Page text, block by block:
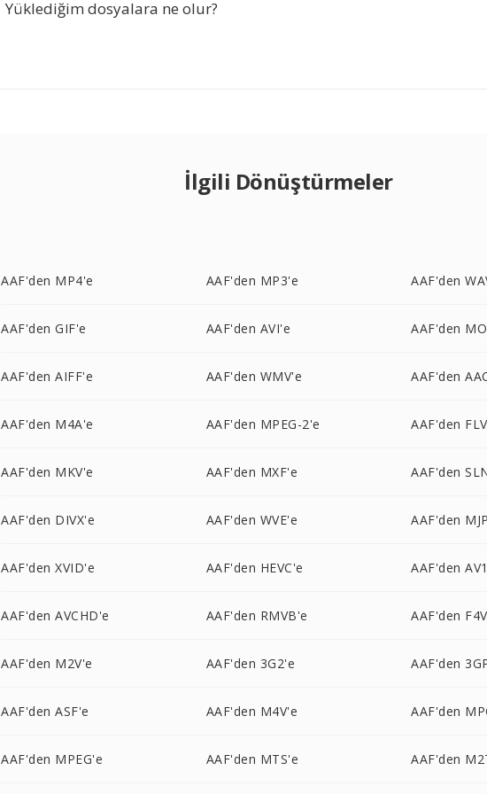
Yüklediğim dosyalara ne olur?
İlgili Dönüştürmeler
AAF'den MP4'e AAF'den MP3'e AAF'den
AAF'den GIF'e AAF'den AVI'e AAF'den
AAF'den AIFF'e AAF'den WMV'e AAF'den
AAF'den M4A'e AAF'den MPEG-2'e AAF'den
AAF'den MKV'e AAF'den MXF'e AAF'den
AAF'den DIVX'e AAF'den WVE'e AAF'den
AAF'den XVID'e AAF'den HEVC'e AAF'den
AAF'den AVCHD'e AAF'den RMVB'e AAF'den
AAF'den M2V'e AAF'den 3G2'e AAF'den
AAF'den ASF'e AAF'den M4V'e AAF'den
AAF'den MPEG'e AAF'den MTS'e AAF'den